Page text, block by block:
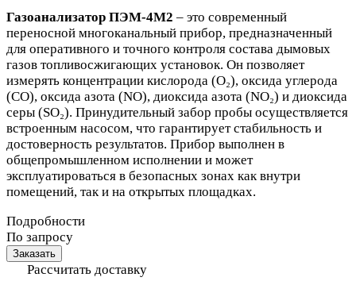
Газоанализатор ПЭМ-4М2 – это современный
переносной многоканальный прибор, предназначенный
для оперативного и точного контроля состава дымовых
газов топливосжигающих установок. Он позволяет
измерять концентрации кислорода (O₂), оксида углерода
(CO), оксида азота (NO), диоксида азота (NO₂) и диоксида
серы (SO₂). Принудительный забор пробы осуществляется
встроенным насосом, что гарантирует стабильность и
достоверность результатов. Прибор выполнен в
общепромышленном исполнении и может
эксплуатироваться в безопасных зонах как внутри
помещений, так и на открытых площадках.
Подробности
По запросу
Заказать
Рассчитать доставку